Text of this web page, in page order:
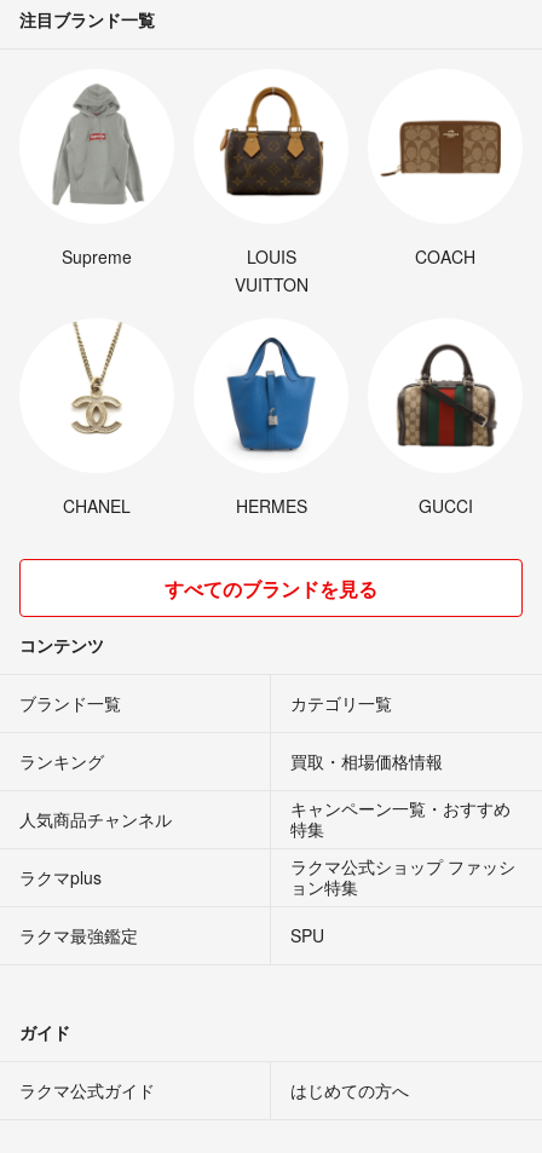
注目ブランド一覧
Supreme
LOUIS
VUITTON
COACH
CHANEL HERMES GUCCI
すべてのブランドを見る
コンテンツ
ブランド一覧 カテゴリ一覧
ランキング 買取・相場価格情報
人気商品チャンネル
キャンペーン一覧・おすすめ
特集
ラクマplus
ラクマ公式ショップ ファッシ
ョン特集
ラクマ最強鑑定
SPU
ガイド
ラクマ公式ガイド はじめての方へ